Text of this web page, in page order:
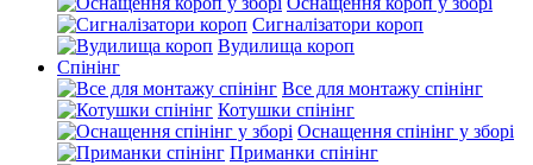
Сигналізатори короп
Вудилища короп
Спінінг
Все для монтажу спінінг
Котушки спінінг
Оснащення спінінг у зборі
Приманки спінінг